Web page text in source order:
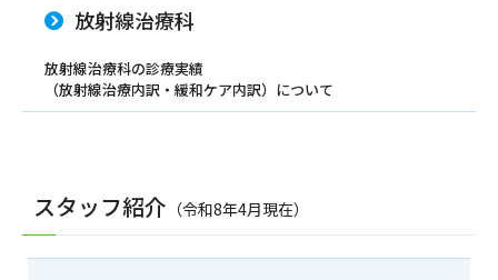
放射線治療科
放射線治療科の診療実績
（放射線治療内訳・緩和ケア内訳）について
スタッフ紹介 （令和8年4月現在）